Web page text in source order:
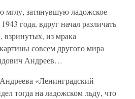
мглу, затянувшую ладожское
года, вдруг начал различать
взринутых, из мрака
совсем другого мира
Андреев…
«Ленинградский
тогда на ладожском льду, что